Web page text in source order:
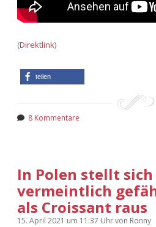
(Direktlink)
teilen
8 Kommentare
In Polen stellt
vermeintlich
als Croissant raus
15. April 2021 um 11:37 Uhrvon Ronny